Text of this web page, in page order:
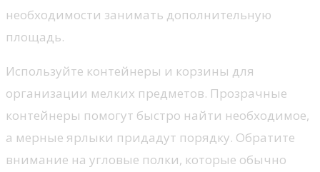
необходимости занимать дополнительную
площадь.
Используйте контейнеры и корзины для
организации мелких предметов. Прозрачные
контейнеры помогут быстро найти необходимое,
а мерные ярлыки придадут порядку. Обратите
внимание на угловые полки, которые обычно